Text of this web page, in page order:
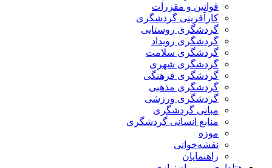
قوانین و مقررات
کارآفرینی گردشگری
گردشگری روستایی
گردشگری رویداد
گردشگری سلامت
گردشگری شهری
گردشگری فرهنگی
گردشگری مذهبی
گردشگری ورزشی
مبانی گردشگری
منابع انسانی گردشگری
موزه
نقشه‌خوانی
راهنمایان